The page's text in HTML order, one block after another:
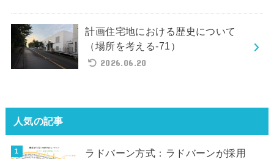
計画住宅地における歴史について
（場所を考える-71）
2026.06.20
人気の記事
ラドバーン方式：ラドバーンが採用